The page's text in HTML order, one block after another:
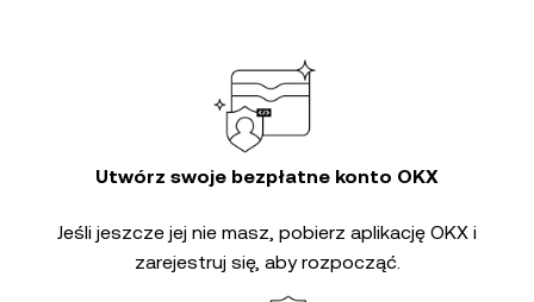
Utwórz swoje bezpłatne konto OKX
Jeśli jeszcze jej nie masz, pobierz aplikację OKX i
zarejestruj się, aby rozpocząć.